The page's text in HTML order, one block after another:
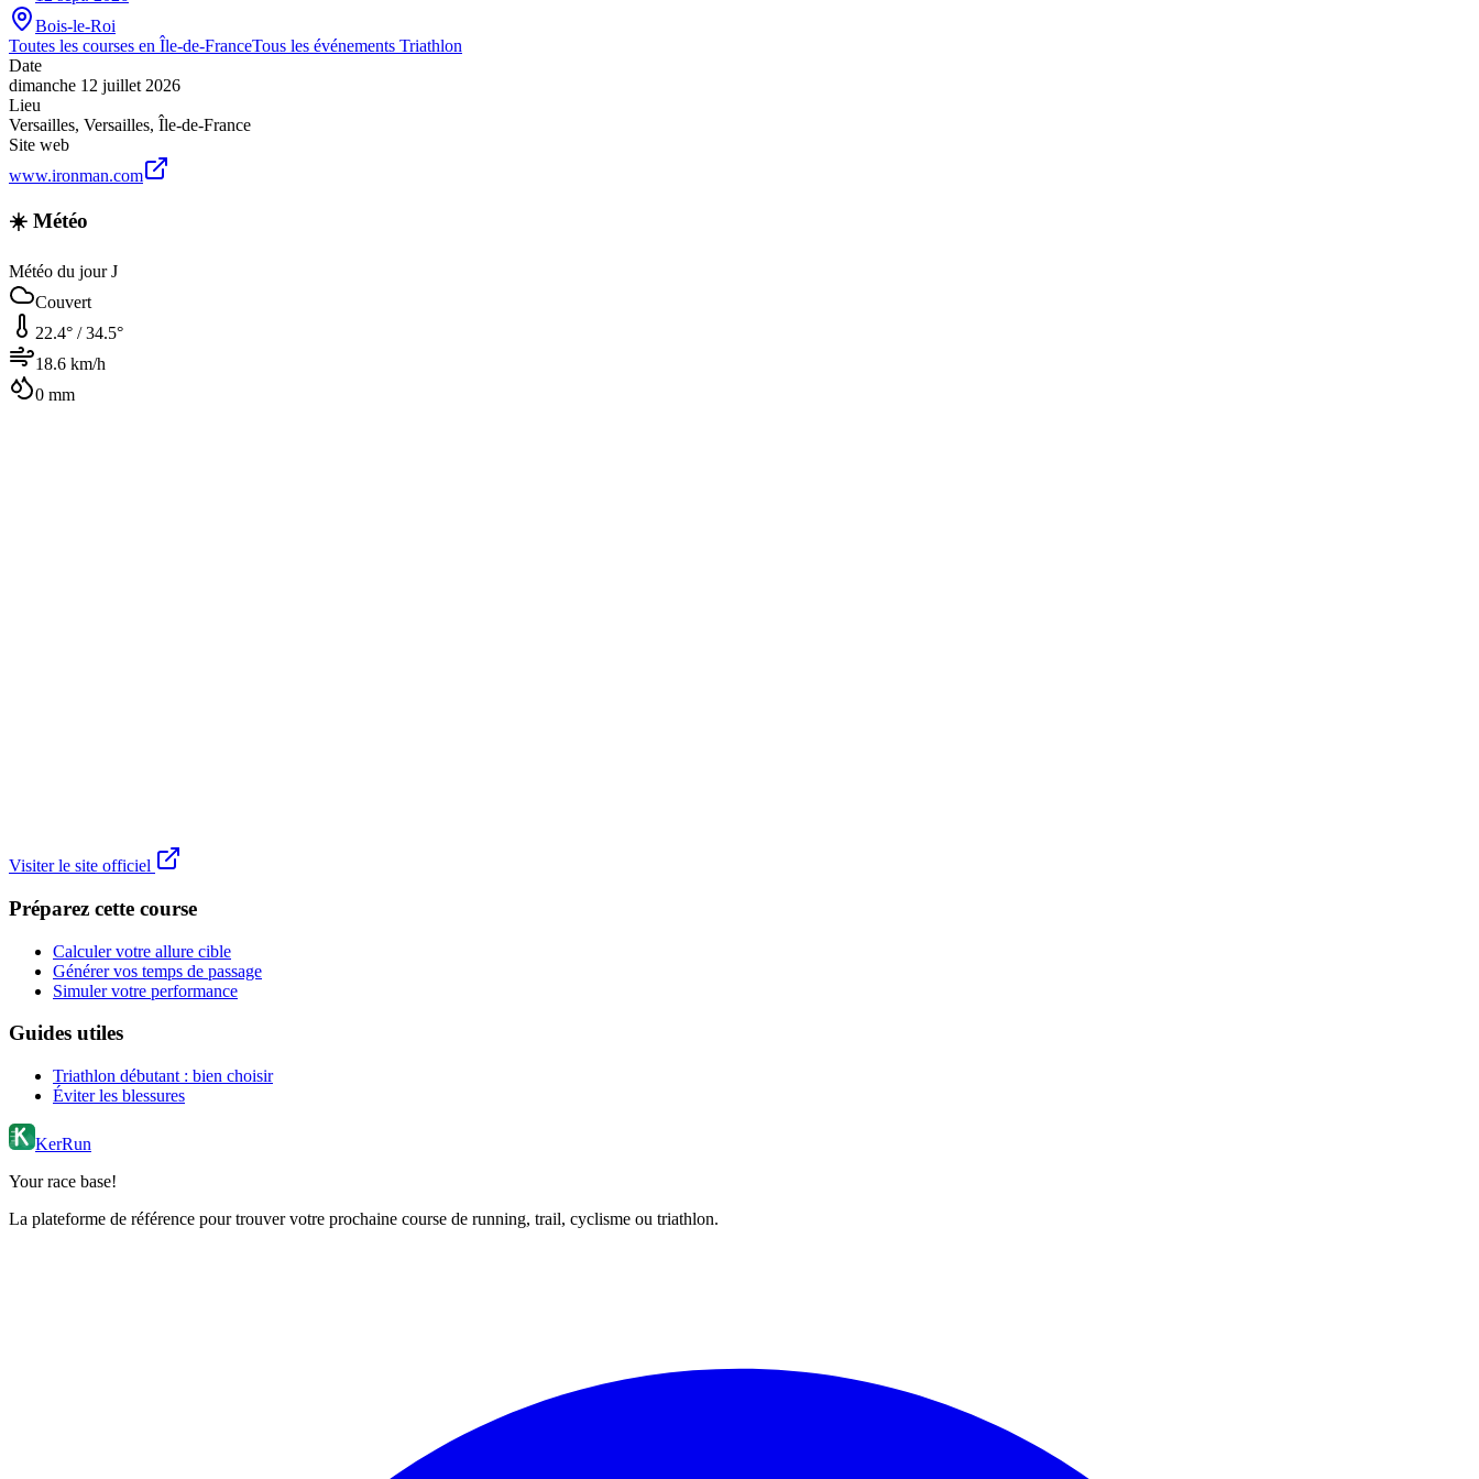
Bois-le-Roi
Toutes les courses en Île-de-FranceTous les événements Triathlon
Date
dimanche 12 juillet 2026
Lieu
Versailles, Versailles, Île-de-France
Site web
www.ironman.com
☀️ Météo
Météo du jour J
Couvert
22.4° /34.5°
18.6 km/h
0 mm
Visiter le site officiel
Préparez cette course
Calculer votre allure cible
Générer vos temps de passage
Simuler votre performance
Guides utiles
Triathlon débutant : bien choisir
Éviter les blessures
KerRun
Your race base!
La plateforme de référence pour trouver votre prochaine course de running, trail, cyclisme ou triathlon.